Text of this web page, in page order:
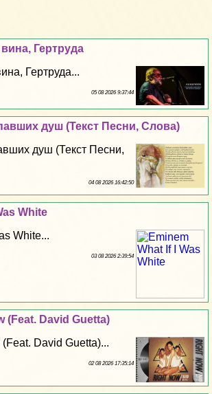
Гертруда
Гертруда...
05 08 2026 9:37:44
душ (Текст Песни, Слова)
душ (Текст Песни,
04 08 2026 16:42:50
White
White...
03 08 2026 2:39:54
(Feat. David Guetta)
David Guetta)...
02 08 2026 17:35:14